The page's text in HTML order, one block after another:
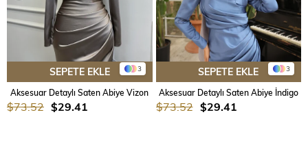
3
SEPETE EKLE
Aksesuar Detaylı Saten Abiye Vizon
$29.41
$73.52
3
SEPETE EKLE
Aksesuar Detaylı Saten Abiye İndigo
$29.41
$73.52